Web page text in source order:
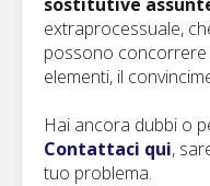
extraprocessuale,
possono
elementi, il
Hai ancora dubbi o
Contattaci qui,
tuo problema.